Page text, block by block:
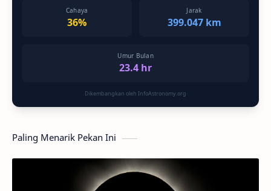
Cahaya
36%
Jarak
399.047 km
Umur Bulan
23.4 hr
Dikembangkan oleh InfoAstronomy.org
Paling Menarik Pekan Ini